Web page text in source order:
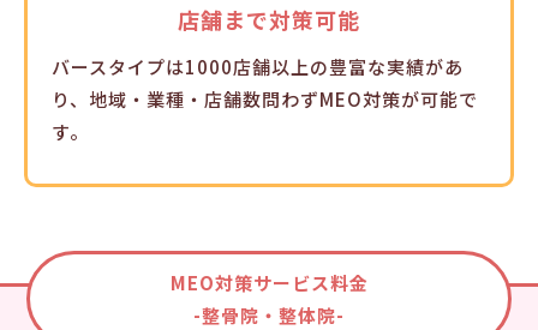
店舗まで対策可能
バースタイプは1000店舗以上の豊富な実績があ
り、地域・業種・店舗数問わずMEO対策が可能で
す。
MEO対策サービス料金
-整骨院・整体院-